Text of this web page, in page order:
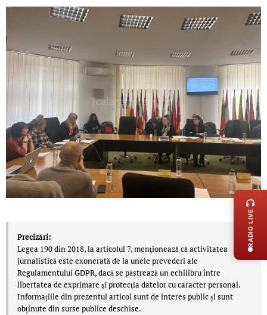
Precizări:
Legea 190 din 2018, la articolul 7, menţionează că activitatea
jurnalistică este exonerată de la unele prevederi ale
Regulamentului GDPR, dacă se păstrează un echilibru între
libertatea de exprimare şi protecţia datelor cu caracter personal.
Informațiile din prezentul articol sunt de interes public și sunt
obținute din surse publice deschise.
LIVE
RADIO LIVE